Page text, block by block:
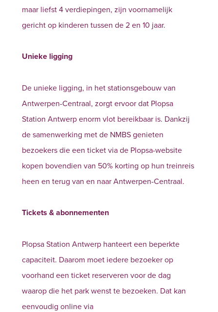
maar liefst 4 verdiepingen, zijn voornamelijk
gericht op kinderen tussen de 2 en 10 jaar.
Unieke ligging
De unieke ligging, in het stationsgebouw van
Antwerpen-Centraal, zorgt ervoor dat Plopsa
Station Antwerp enorm vlot bereikbaar is. Dankzij
de samenwerking met de NMBS genieten
bezoekers die een ticket via de Plopsa-website
kopen bovendien van 50% korting op hun treinreis
heen en terug van en naar Antwerpen-Centraal.
Tickets & abonnementen
Plopsa Station Antwerp hanteert een beperkte
capaciteit. Daarom moet iedere bezoeker op
voorhand een ticket reserveren voor de dag
waarop die het park wenst te bezoeken. Dat kan
eenvoudig online via